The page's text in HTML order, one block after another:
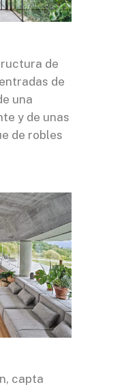
de
de
una
y de unas
de robles
capta